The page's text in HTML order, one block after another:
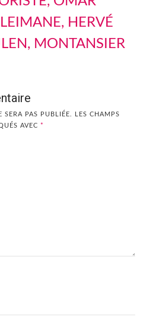
HERVÉ
MONTANSIER
PAS PUBLIÉE.
LES CHAMPS
AVEC *